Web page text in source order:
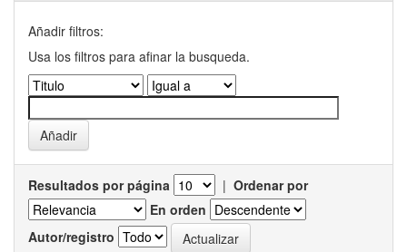
Añadir filtros:
Usa los filtros para afinar la busqueda.
Resultados por página | Ordenar por
En orden
Autor/registro